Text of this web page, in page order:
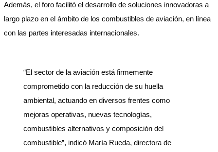
Además, el foro facilitó el desarrollo de soluciones innovadoras a
largo plazo en el ámbito de los combustibles de aviación, en línea
con las partes interesadas internacionales.
“El sector de la aviación está firmemente
comprometido con la reducción de su huella
ambiental, actuando en diversos frentes como
mejoras operativas, nuevas tecnologías,
combustibles alternativos y composición del
combustible”, indicó María Rueda, directora de